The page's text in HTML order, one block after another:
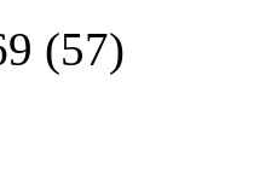
(57)